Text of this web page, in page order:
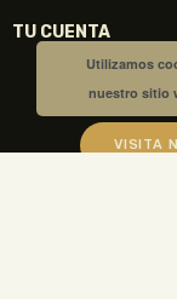
TU CUENTA
VISITA
Utilizamos
nuestro sitio